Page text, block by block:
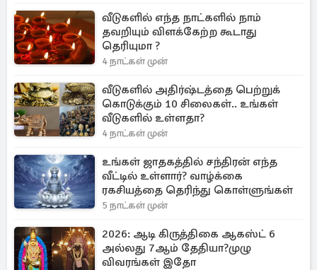
வீடுகளில் எந்த நாட்களில் நாம்
தவறியும் விளக்கேற்ற கூடாது
தெரியுமா ?
4 நாட்கள் முன்
வீடுகளில் அதிர்ஷ்டத்தை பெற்றுக்
கொடுக்கும் 10 சிலைகள்.. உங்கள்
வீடுகளில் உள்ளதா?
4 நாட்கள் முன்
உங்கள் ஜாதகத்தில் சந்திரன் எந்த
வீட்டில் உள்ளார்? வாழ்க்கை
ரகசியத்தை தெரிந்து கொள்ளுங்கள்
5 நாட்கள் முன்
2026: ஆடி கிருத்திகை ஆகஸ்ட் 6
அல்லது 7ஆம் தேதியா?முழு
விவரங்கள் இதோ